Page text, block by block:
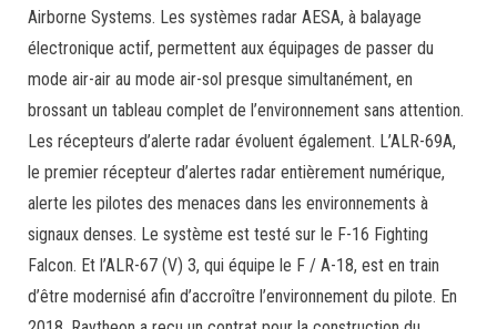
Airborne Systems. Les systèmes radar AESA, à balayage
électronique actif, permettent aux équipages de passer du
mode air-air au mode air-sol presque simultanément, en
brossant un tableau complet de l’environnement sans attention.
Les récepteurs d’alerte radar évoluent également. L’ALR-69A,
le premier récepteur d’alertes radar entièrement numérique,
alerte les pilotes des menaces dans les environnements à
signaux denses. Le système est testé sur le F-16 Fighting
Falcon. Et l’ALR-67 (V) 3, qui équipe le F / A-18, est en train
d’être modernisé afin d’accroître l’environnement du pilote. En